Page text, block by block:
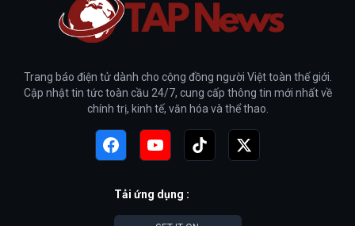
Trang báo điện tử dành cho cộng đồng người Việt toàn thế giới.
Cập nhật tin tức toàn cầu 24/7, cung cấp thông tin mới nhất về
chính trị, kinh tế, văn hóa và thể thao.
Tải ứng dụng :